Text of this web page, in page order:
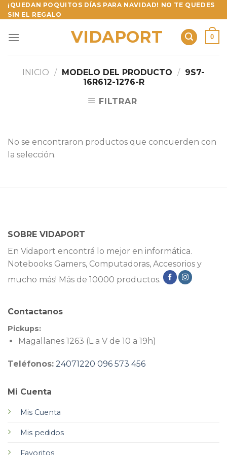
Skip
to
¡QUEDAN POQUITOS DÍAS PARA NAVIDAD! NO TE QUEDES
SIN EL REGALO
VIDAPORT 0
INICIO / MODELO DEL PRODUCTO / 9S7-
16R612-1276-R
FILTRAR
No se encontraron productos que concuerden con
la selección.
SOBRE VIDAPORT
En Vidaport encontrá lo mejor en informática.
Notebooks Gamers, Computadoras, Accesorios y
mucho más! Más de 10000 productos.
Mi Cuenta
Mis Cuenta
Mis pedidos
Contactanos
Pickups:
Magallanes 1263 (L a V de 10 a 19h)
Teléfonos: 24071220 096 573 456